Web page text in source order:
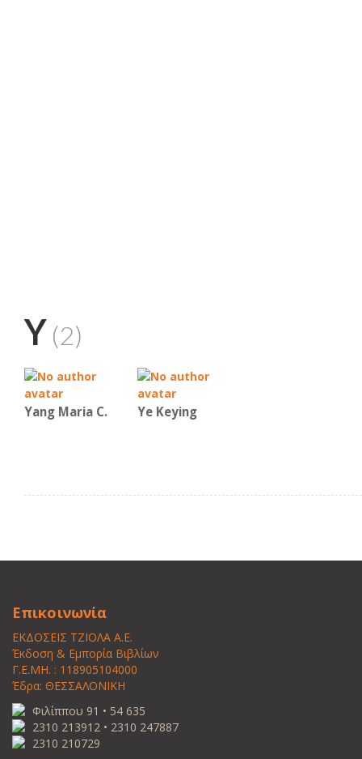
Y (2)
Yang Maria C. Ye Keying
Επικοινωνία
ΕΚΔΟΣΕΙΣ ΤΖΙΟΛΑ Α.Ε.
Έκδοση & Εμπορία Βιβλίων
Γ.Ε.ΜΗ. : 118905104000
Έδρα: ΘΕΣΣΑΛΟΝΙΚΗ
Φιλίππου 91 • 54 635
2310 213912 • 2310 247887
2310 210729